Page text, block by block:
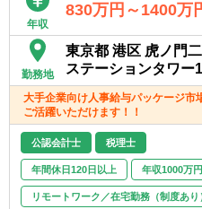
＜以下のよ
・主体性を
取り組む姿
・曖昧かつ
つことなく
・未経験の
姿勢のある方
● 四半期・年
および開示
報告資料の作
・監査法人
に関する論
円滑な進行
● 高度会計
・企業結合
取得関連処
年収
830万円～1400万
勤務地
東京都 港区 虎ノ門
ステーションタワー
大手企業向け人事給与パッケージ
ご活躍いただけます！！
公認会計士 税理士
年間休日120日以上 年収1000万
リモートワーク／在宅勤務（制度あり